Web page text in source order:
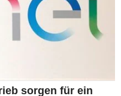
sorgen für ein